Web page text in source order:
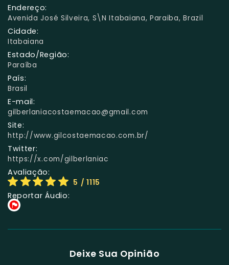
Endereço:
Avenida José Silveira, S\n Itabaiana, Paraiba, Brazil
Cidade:
Itabaiana
Estado/Região:
Paraíba
País:
Brasil
E-mail:
gilberlaniacostaemacao@gmail.com
Site:
http://www.gilcostaemacao.com.br/
Twitter:
https://x.com/gilberlaniac
Avaliação:
5 / 1115
Reportar Áudio:
Deixe Sua Opinião